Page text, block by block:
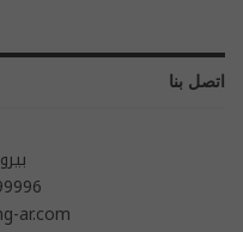
اتصل بنا
ar.com